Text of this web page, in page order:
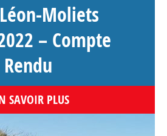
Moliets
– Compte
Rendu
SAVOIR PLUS